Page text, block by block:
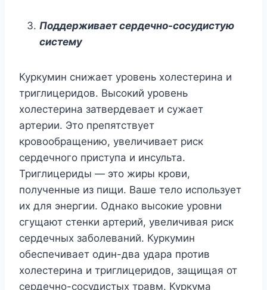
Поддерживает сердечно-сосудистую
систему
Куркумин снижает уровень холестерина и
триглицеридов. Высокий уровень
холестерина затвердевает и сужает
артерии. Это препятствует
кровообращению, увеличивает риск
сердечного приступа и инсульта.
Триглицериды — это жиры крови,
полученные из пищи. Ваше тело использует
их для энергии. Однако высокие уровни
сгущают стенки артерий, увеличивая риск
сердечных заболеваний. Куркумин
обеспечивает один-два удара против
холестерина и триглицеридов, защищая от
сердечно-сосудистых травм. Куркума